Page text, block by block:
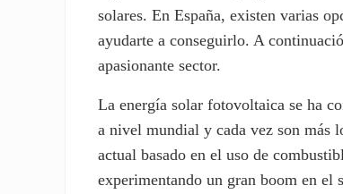
solares. En España, existen varias
ayudarte a conseguirlo. A
apasionante sector.
La energía solar fotovoltaica se ha
a nivel mundial y cada vez son más
actual basado en el uso de
experimentando un gran boom en el